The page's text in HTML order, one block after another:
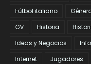
Fútbol italiano
GV
Historia
Ideas y Negocios
Internet
Jugadores